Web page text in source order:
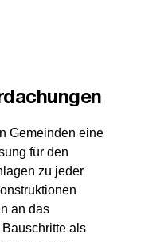
Gemeinden eine
für den
zu jeder
an das
als